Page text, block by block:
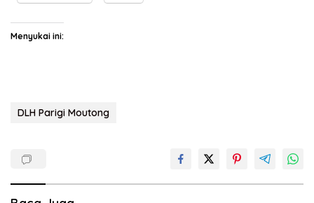
Menyukai ini:
DLH Parigi Moutong